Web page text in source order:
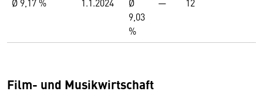
9,03
%
Film- und Musikwirtschaft